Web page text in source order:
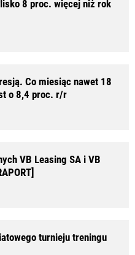
8 proc. więcej niż rok
Co miesiąc nawet 18
o 8,4 proc. r/r
VB Leasing SA i VB
turnieju treningu